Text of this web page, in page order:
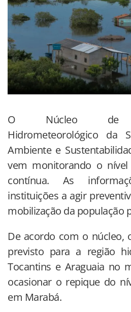
O Núcleo de
Hidrometeorológico da
Ambiente e
vem monitorando o
contínua. As
instituições a agir
mobilização da população
De acordo com o núcleo,
previsto para a região
Tocantins e Araguaia no
ocasionar o repique do
em Marabá.